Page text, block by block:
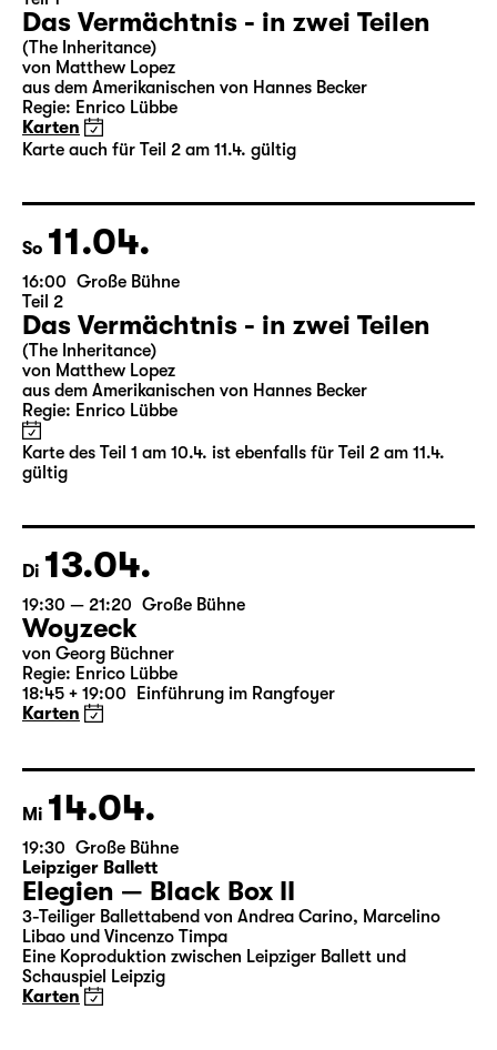
Sa 10.04.
19:30 Große Bühne
Teil 1
Das Vermächtnis - in zwei Teilen
(The Inheritance)
von Matthew Lopez
Karten
Karte auch für Teil 2 am 11.4. gültig
So 11.04.
16:00 Große Bühne
Teil 2
Das Vermächtnis - in zwei Teilen
(The Inheritance)
von Matthew Lopez
aus dem Amerikanischen von Hannes Becker
gültig
Di 13.04.
19:30 — 21:20 Große Bühne
Woyzeck
18:45 + 19:00 Einführung im Rangfoyer
Karten
Mi 14.04.
19:30 Große Bühne
Leipziger Ballett
Elegien — Black Box II
3-Teiliger Ballettabend von Andrea Carino, Marcelino